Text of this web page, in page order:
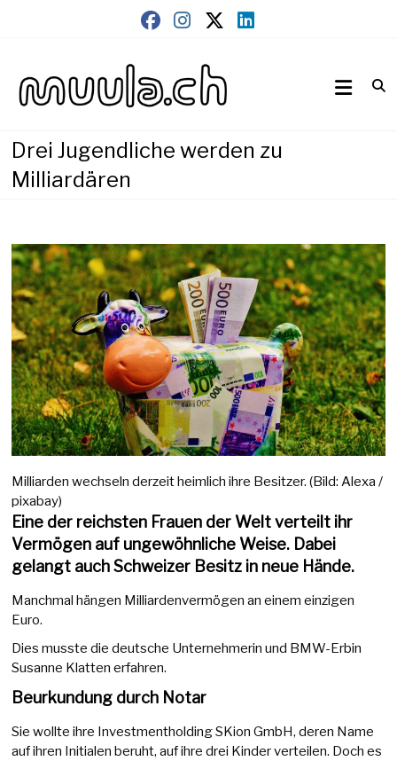
muula.ch
Drei Jugendliche werden zu
Milliardären
Milliarden wechseln derzeit heimlich ihre Besitzer. (Bild: Alexa /
pixabay)
Eine der reichsten Frauen der Welt verteilt ihr
Vermögen auf ungewöhnliche Weise. Dabei
gelangt auch Schweizer Besitz in neue Hände.
Manchmal hängen Milliardenvermögen an einem einzigen
Euro.
Dies musste die deutsche Unternehmerin und BMW-Erbin
Susanne Klatten erfahren.
Beurkundung durch Notar
Sie wollte ihre Investmentholding SKion GmbH, deren Name
auf ihren Initialen beruht, auf ihre drei Kinder verteilen. Doch es